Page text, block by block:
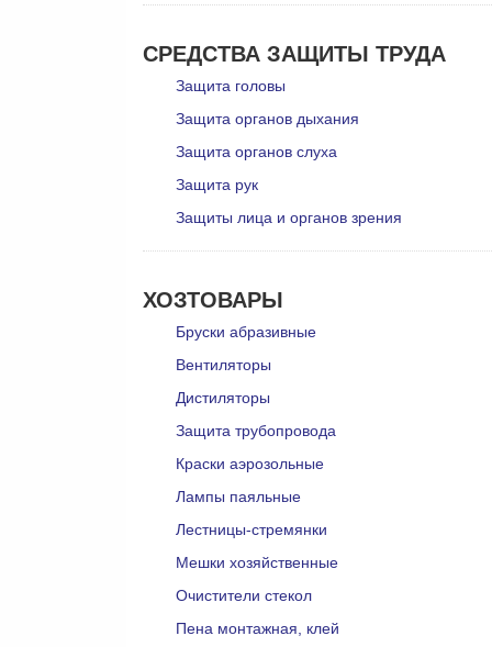
СРЕДСТВА ЗАЩИТЫ ТРУДА
Защита головы
Защита органов дыхания
Защита органов слуха
Защита рук
Защиты лица и органов зрения
ХОЗТОВАРЫ
Бруски абразивные
Вентиляторы
Дистиляторы
Защита трубопровода
Краски аэрозольные
Лампы паяльные
Лестницы-стремянки
Мешки хозяйственные
Очистители стекол
Пена монтажная, клей